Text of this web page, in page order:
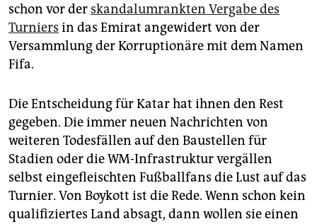
schon vor der skandalumrankten Vergabe des
Turniers in das Emirat angewidert von der
Versammlung der Korruptionäre mit dem Namen
Fifa.
Die Entscheidung für Katar hat ihnen den Rest
gegeben. Die immer neuen Nachrichten von
weiteren Todesfällen auf den Baustellen für
Stadien oder die WM-Infrastruktur vergällen
selbst eingefleischten Fußballfans die Lust auf das
Turnier. Von Boykott ist die Rede. Wenn schon kein
qualifiziertes Land absagt, dann wollen sie einen